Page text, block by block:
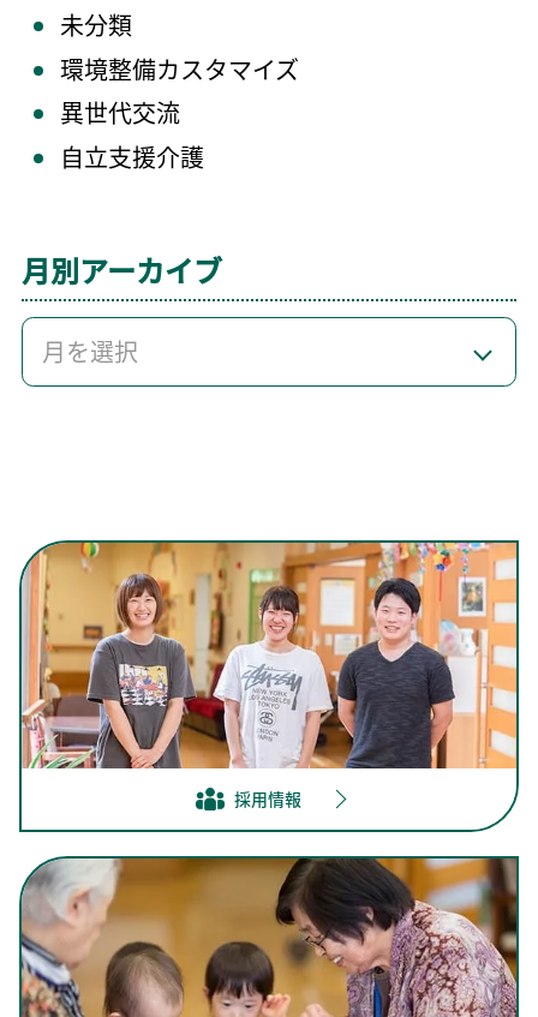
未分類
環境整備カスタマイズ
異世代交流
自立支援介護
月別アーカイブ
採用情報